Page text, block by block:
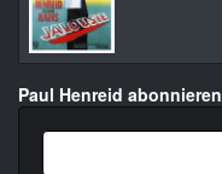
Paul Henreid abonnieren